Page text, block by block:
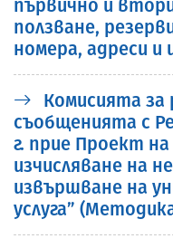
първично и
ползване,
номера, адреси и
Комисията за
съобщенията с
г. прие Проект
изчисляване на
извършване на
услуга”